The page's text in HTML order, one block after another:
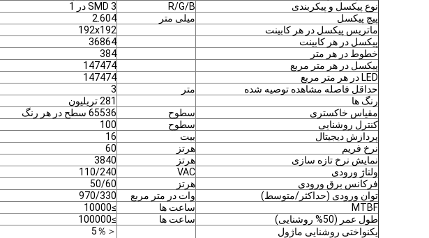
نوع پیکسل و پیکربندی
R/G/B
SMD 3 در 1
پیچ پیکسل
میلی متر
2.604
ماتریس پیکسل در هر کابینت
192x192
پیکسل در هر کابینت
36864
خطوط در هر متر
384
پیکسل در هر متر مربع
147474
LED در هر متر مربع
147474
حداقل فاصله مشاهده توصیه شده
متر
3
رنگ ها
281 تریلیون
مقیاس خاکستری
سطوح
65536 سطح در هر رنگ
کنترل روشنایی
سطوح
100
پردازش دیجیتال
بیت
16
نرخ فریم
هرتز
60
نمایش نرخ تازه سازی
هرتز
3840
ولتاژ ورودی
VAC
110/240
فرکانس برق ورودی
هرتز
50/60
توان ورودی (حداکثر/متوسط)
وات در متر مربع
970/330
MTBF
ساعت ها
≥10000
طول عمر (50% روشنایی)
ساعت ها
≥100000
یکنواختی روشنایی ماژول
＜5％